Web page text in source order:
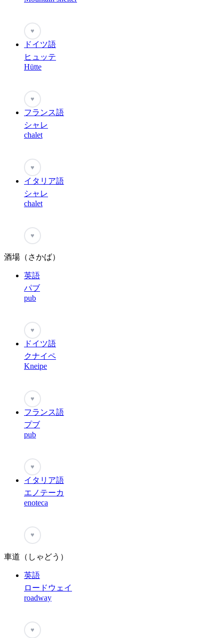
♥
ドイツ語
ヒュッテ
Hütte
♥
フランス語
シャレ
chalet
♥
イタリア語
シャレ
chalet
♥
酒場（さかば）
英語
パブ
pub
♥
ドイツ語
クナイペ
Kneipe
♥
フランス語
プブ
pub
♥
イタリア語
エノテーカ
enoteca
♥
車道（しゃどう）
英語
ロードウェイ
roadway
♥